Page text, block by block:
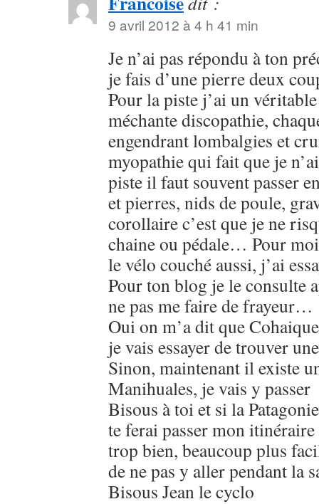
9 avril 2012 à 4 h 41 min
Je n’ai pas répondu à ton
je fais d’une pierre deux
Pour la piste j’ai un
méchante discopathie,
engendrant lombalgies et
myopathie qui fait que je
piste il faut souvent passer
et pierres, nids de poule,
corollaire c’est que je ne
chaine ou pédale… Pour
le vélo couché aussi, j’ai
Pour ton blog je le consulte
ne pas me faire de frayeur…
Oui on m’a dit que
je vais essayer de trouver
Sinon, maintenant il existe
Manihuales, je vais y passer
Bisous à toi et si la
te ferai passer mon
trop bien, beaucoup plus
de ne pas y aller pendant la
Bisous Jean le cyclo